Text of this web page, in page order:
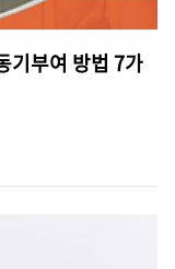
기부여 방법 7가